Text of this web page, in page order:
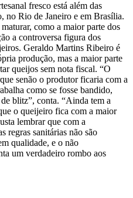
fresco está além das
no Rio de Janeiro e em Brasília.
como a maior parte dos
a controversa figura dos
Geraldo Martins Ribeiro é
produção, mas a maior parte
queijos sem nota fiscal. “O
senão o produtor ficaria com a
como se fosse bandido,
blitz”, conta. “Ainda tem a
o queijeiro fica com a maior
lembrar que com a
regras sanitárias não são
qualidade, e o não
um verdadeiro rombo aos